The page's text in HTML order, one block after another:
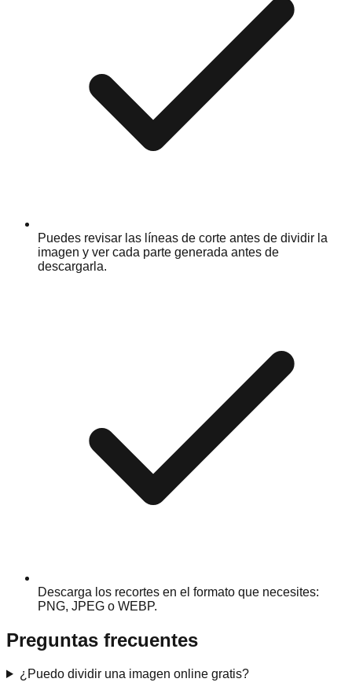
Puedes revisar las líneas de corte antes de dividir la
imagen y ver cada parte generada antes de
descargarla.
Descarga los recortes en el formato que necesites:
PNG, JPEG o WEBP.
Preguntas frecuentes
¿Puedo dividir una imagen online gratis?